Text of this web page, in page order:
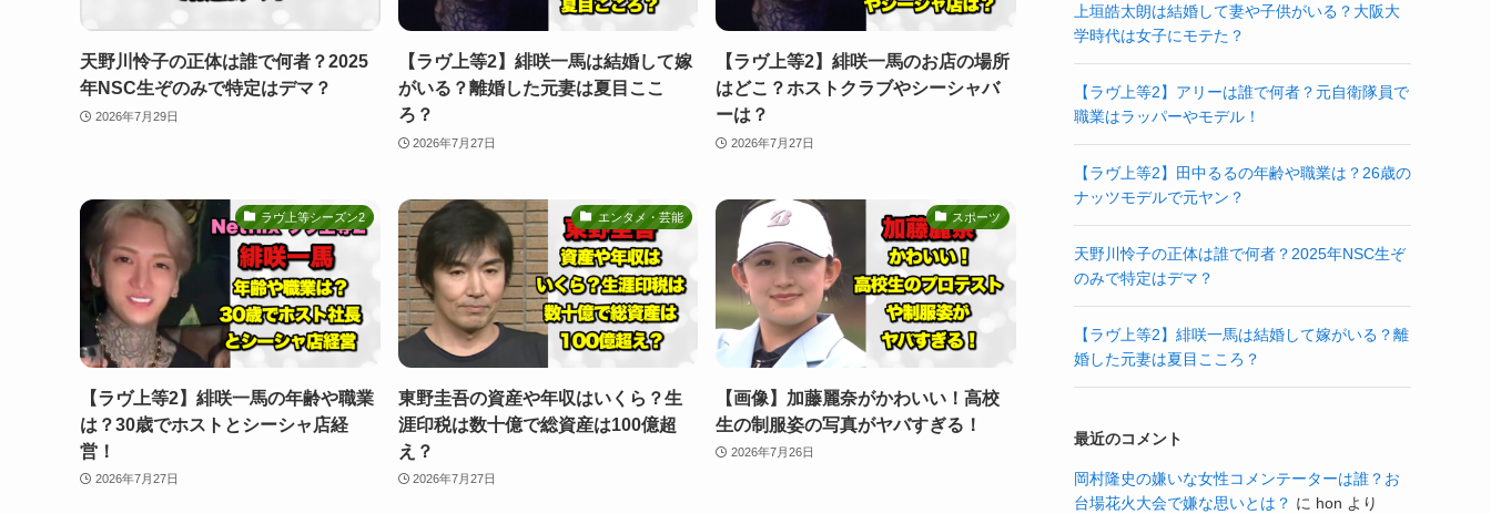
天野川怜子の正体は誰で何者？2025
年NSC生ぞのみで特定はデマ？
2026年7月29日
【ラヴ上等2】緋咲一馬は結婚して嫁
がいる？離婚した元妻は夏目ここ
ろ？
2026年7月27日
【ラヴ上等2】緋咲一馬のお店の場所
はどこ？ホストクラブやシーシャバ
ーは？
2026年7月27日
ラヴ上等シーズン2
【ラヴ上等2】緋咲一馬の年齢や職業
は？30歳でホストとシーシャ店経
営！
2026年7月27日
エンタメ・芸能
東野圭吾の資産や年収はいくら？生
涯印税は数十億で総資産は100億超
え？
2026年7月27日
スポーツ
【画像】加藤麗奈がかわいい！高校
生の制服姿の写真がヤバすぎる！
2026年7月26日
上垣皓太朗は結婚して妻や子供がいる？大阪大
学時代は女子にモテた？
【ラヴ上等2】アリーは誰で何者？元自衛隊員で
職業はラッパーやモデル！
【ラヴ上等2】田中るるの年齢や職業は？26歳の
ナッツモデルで元ヤン？
天野川怜子の正体は誰で何者？2025年NSC生ぞ
のみで特定はデマ？
【ラヴ上等2】緋咲一馬は結婚して嫁がいる？離
婚した元妻は夏目こころ？
最近のコメント
岡村隆史の嫌いな女性コメンテーターは誰？お
台場花火大会で嫌な思いとは？ に hon より